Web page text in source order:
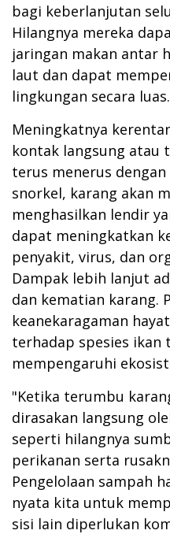
bagi keberlanjutan
Hilangnya mereka
jaringan makan antar
laut dan dapat
lingkungan secara luas.
Meningkatnya
kontak langsung atau
terus menerus
snorkel, karang akan
menghasilkan lendir
dapat meningkatkan
penyakit, virus, dan
Dampak lebih lanjut
dan kematian karang.
keanekaragaman
terhadap spesies
mempengaruhi
"Ketika terumbu
dirasakan langsung
seperti hilangnya
perikanan serta
Pengelolaan sampah
nyata kita untuk
sisi lain diperlukan